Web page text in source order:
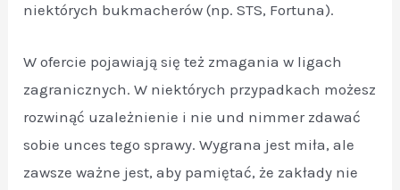
niektórych bukmacherów (np. STS, Fortuna).
W ofercie pojawiają się też zmagania w ligach
zagranicznych. W niektórych przypadkach możesz
rozwinąć uzależnienie i nie und nimmer zdawać
sobie unces tego sprawy. Wygrana jest miła, ale
zawsze ważne jest, aby pamiętać, że zakłady nie